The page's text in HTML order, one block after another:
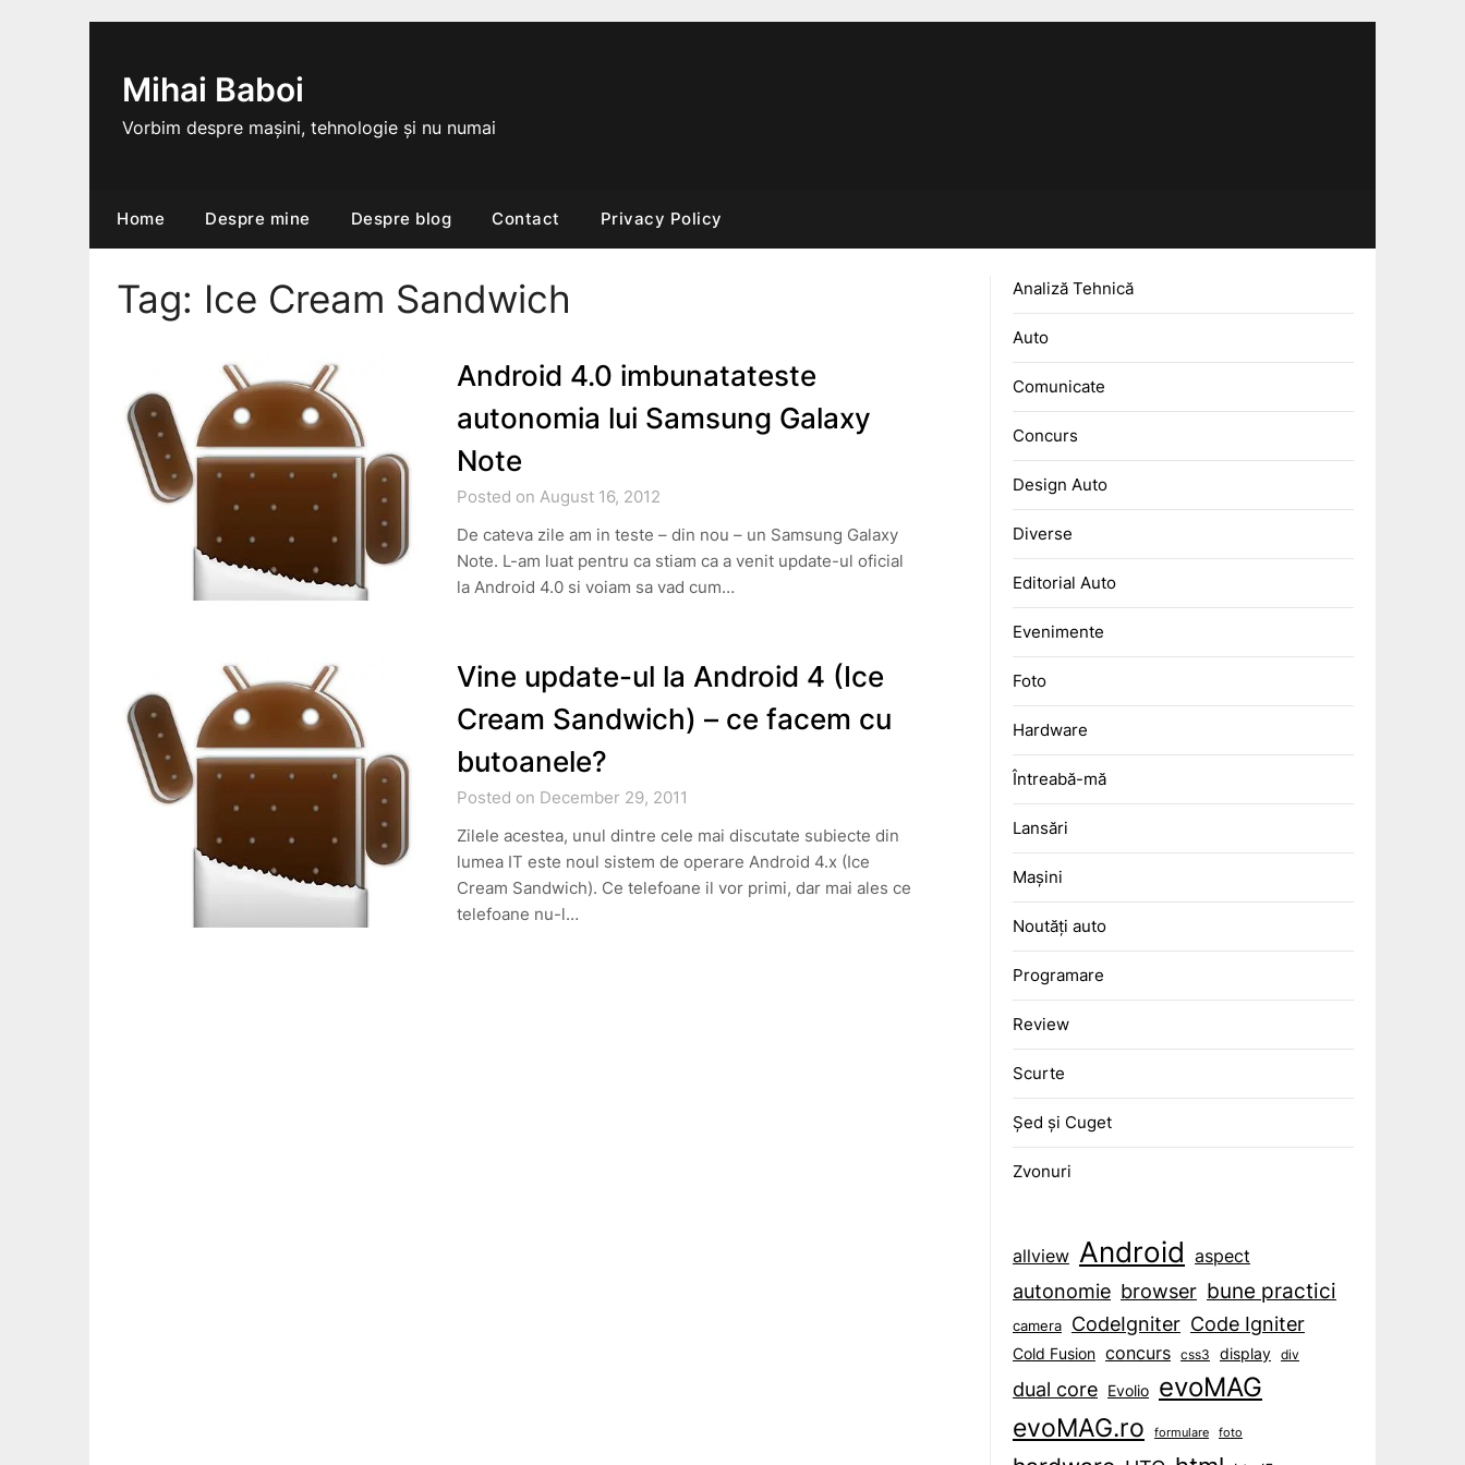
Mihai Baboi
Vorbim despre mașini, tehnologie și nu numai
Home Despre mine Despre blog Contact Privacy Policy
Tag: Ice Cream Sandwich
Android 4.0 imbunatateste
autonomia lui Samsung Galaxy
Note
Posted on August 16, 2012
De cateva zile am in teste – din nou – un Samsung Galaxy
Note. L-am luat pentru ca stiam ca a venit update-ul oficial
la Android 4.0 si voiam sa vad cum…
Vine update-ul la Android 4 (Ice
Cream Sandwich) – ce facem cu
butoanele?
Posted on December 29, 2011
Zilele acestea, unul dintre cele mai discutate subiecte din
lumea IT este noul sistem de operare Android 4.x (Ice
Cream Sandwich). Ce telefoane il vor primi, dar mai ales ce
telefoane nu-l…
Analiză Tehnică
Auto
Comunicate
Concurs
Design Auto
Diverse
Editorial Auto
Evenimente
Foto
Hardware
Întreabă-mă
Lansări
Mașini
Noutăți auto
Programare
Review
Scurte
Șed și Cuget
Zvonuri
allview Android aspect
autonomie browser bune practici
camera CodeIgniter Code Igniter
Cold Fusion concurs css3 display div
dual core Evolio evoMAG
evoMAG.ro formulare foto